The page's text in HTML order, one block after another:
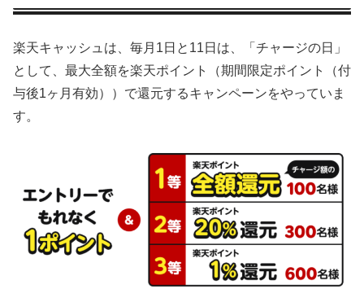
楽天キャッシュは、毎月1日と11日は、「チャージの日」
として、最大全額を楽天ポイント（期間限定ポイント（付
与後1ヶ月有効））で還元するキャンペーンをやっていま
す。